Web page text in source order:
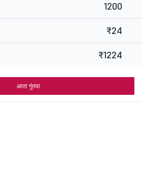
1200
₹24
₹1224
आता गुंतवा